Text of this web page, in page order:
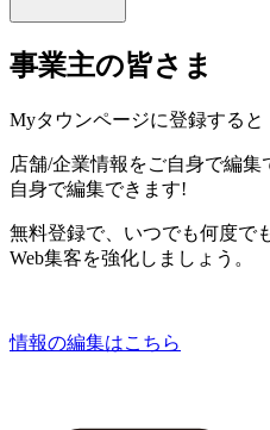
事業主の皆さま
Myタウンページに登録すると
店舗/企業情報をご自身で編集
自身で編集できます!
無料登録で、いつでも何度で
Web集客を強化しましょう。
情報の編集はこちら